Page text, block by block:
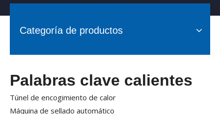
Categoría de productos
Palabras clave calientes
Túnel de encogimiento de calor
Máquina de sellado automático